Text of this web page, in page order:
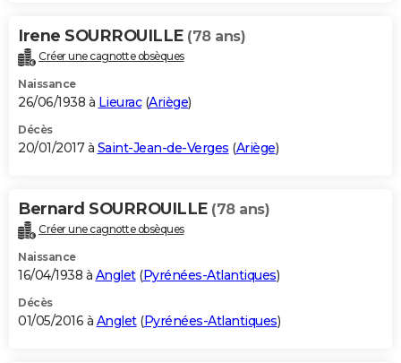
Irene SOURROUILLE (78 ans)
Créer une cagnotte obsèques
Naissance
26/06/1938 à Lieurac(Ariège)
Décès
20/01/2017 à Saint-Jean-de-Verges (Ariège)
Bernard SOURROUILLE (78 ans)
Créer une cagnotte obsèques
Naissance
16/04/1938 à Anglet(Pyrénées-Atlantiques)
Décès
01/05/2016 à Anglet(Pyrénées-Atlantiques)